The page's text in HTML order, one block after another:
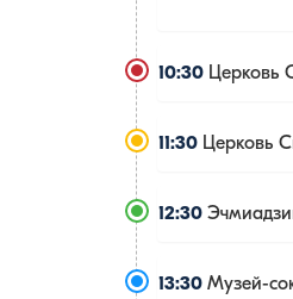
10:30 Церковь
11:30 Церковь
12:30
13:30 Музей-